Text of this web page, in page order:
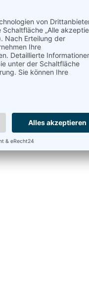
persönliche und
Sie verschiedenste
die